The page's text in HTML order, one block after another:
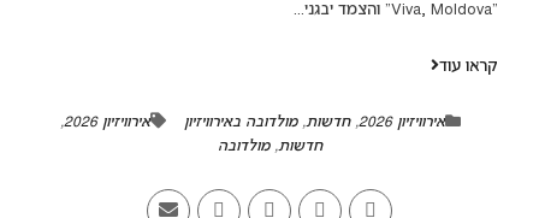
"Viva, Moldova“ והצמד יבגני...
קראו עוד
אירוויזיון 2026 ,חדשות,מולדובה באירוויזיון אירוויזיון 2026
,
חדשות,מולדובה